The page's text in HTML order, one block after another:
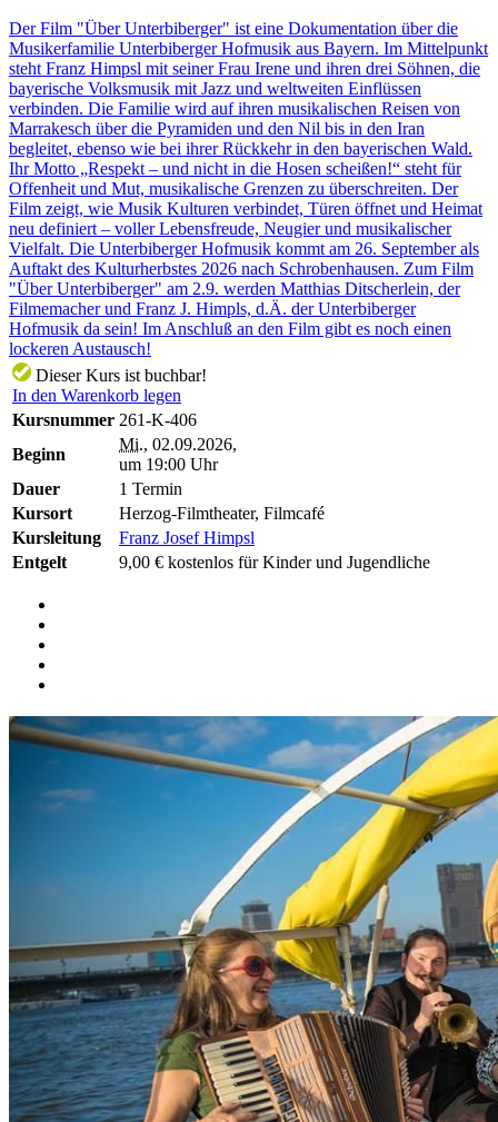
Der Film "Über Unterbiberger" ist eine Dokumentation über die
Musikerfamilie Unterbiberger Hofmusik aus Bayern. Im Mittelpunkt
steht Franz Himpsl mit seiner Frau Irene und ihren drei Söhnen, die
bayerische Volksmusik mit Jazz und weltweiten Einflüssen
verbinden. Die Familie wird auf ihren musikalischen Reisen von
Marrakesch über die Pyramiden und den Nil bis in den Iran
begleitet, ebenso wie bei ihrer Rückkehr in den bayerischen Wald.
Ihr Motto „Respekt – und nicht in die Hosen scheißen!“ steht für
Offenheit und Mut, musikalische Grenzen zu überschreiten. Der
Film zeigt, wie Musik Kulturen verbindet, Türen öffnet und Heimat
neu definiert – voller Lebensfreude, Neugier und musikalischer
Vielfalt. Die Unterbiberger Hofmusik kommt am 26. September als
Auftakt des Kulturherbstes 2026 nach Schrobenhausen. Zum Film
"Über Unterbiberger" am 2.9. werden Matthias Ditscherlein, der
Filmemacher und Franz J. Himpls, d.Ä. der Unterbiberger
Hofmusik da sein! Im Anschluß an den Film gibt es noch einen
lockeren Austausch!
Dieser Kurs ist buchbar!
In den Warenkorb legen
Kursnummer 261-K-406
Beginn
Mi., 02.09.2026,
um 19:00 Uhr
Dauer
1 Termin
Kursort
Herzog-Filmtheater, Filmcafé
Kursleitung
Franz Josef Himpsl
Entgelt
9,00 € kostenlos für Kinder und Jugendliche